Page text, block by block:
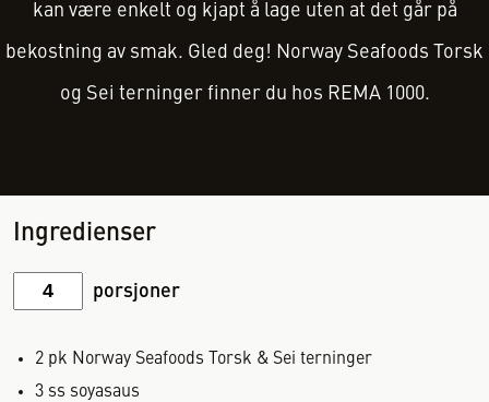
kan være enkelt og kjapt å lage uten at det går på
bekostning av smak. Gled deg! Norway Seafoods Torsk
og Sei terninger finner du hos REMA 1000.
Ingredienser
porsjoner
2 pk Norway Seafoods Torsk & Sei terninger
3 ss soyasaus